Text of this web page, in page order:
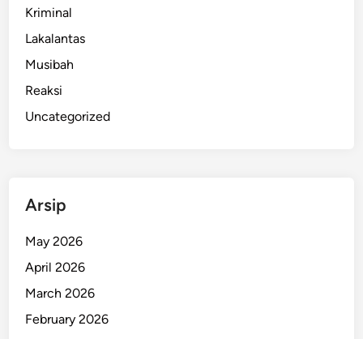
Kriminal
Lakalantas
Musibah
Reaksi
Uncategorized
Arsip
May 2026
April 2026
March 2026
February 2026